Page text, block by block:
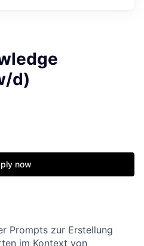
d)
now
Prompts zur Erstellung
im Kontext von